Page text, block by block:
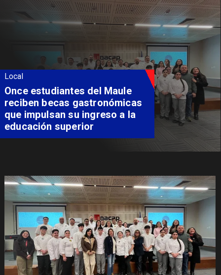
Local
Álvarez-Salamanca lidera la
apuesta regional para
consolidar el Paso Pehuenche
como alternativa a Los
Libertadores